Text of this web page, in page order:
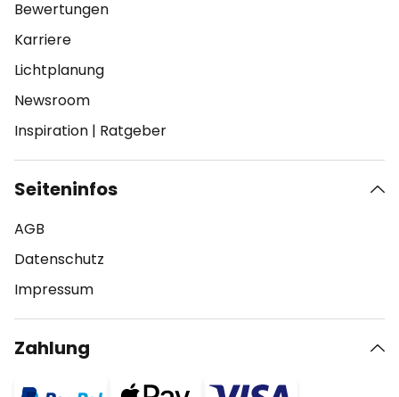
Bewertungen
Karriere
Lichtplanung
Newsroom
Inspiration | Ratgeber
Seiteninfos
AGB
Datenschutz
Impressum
Zahlung